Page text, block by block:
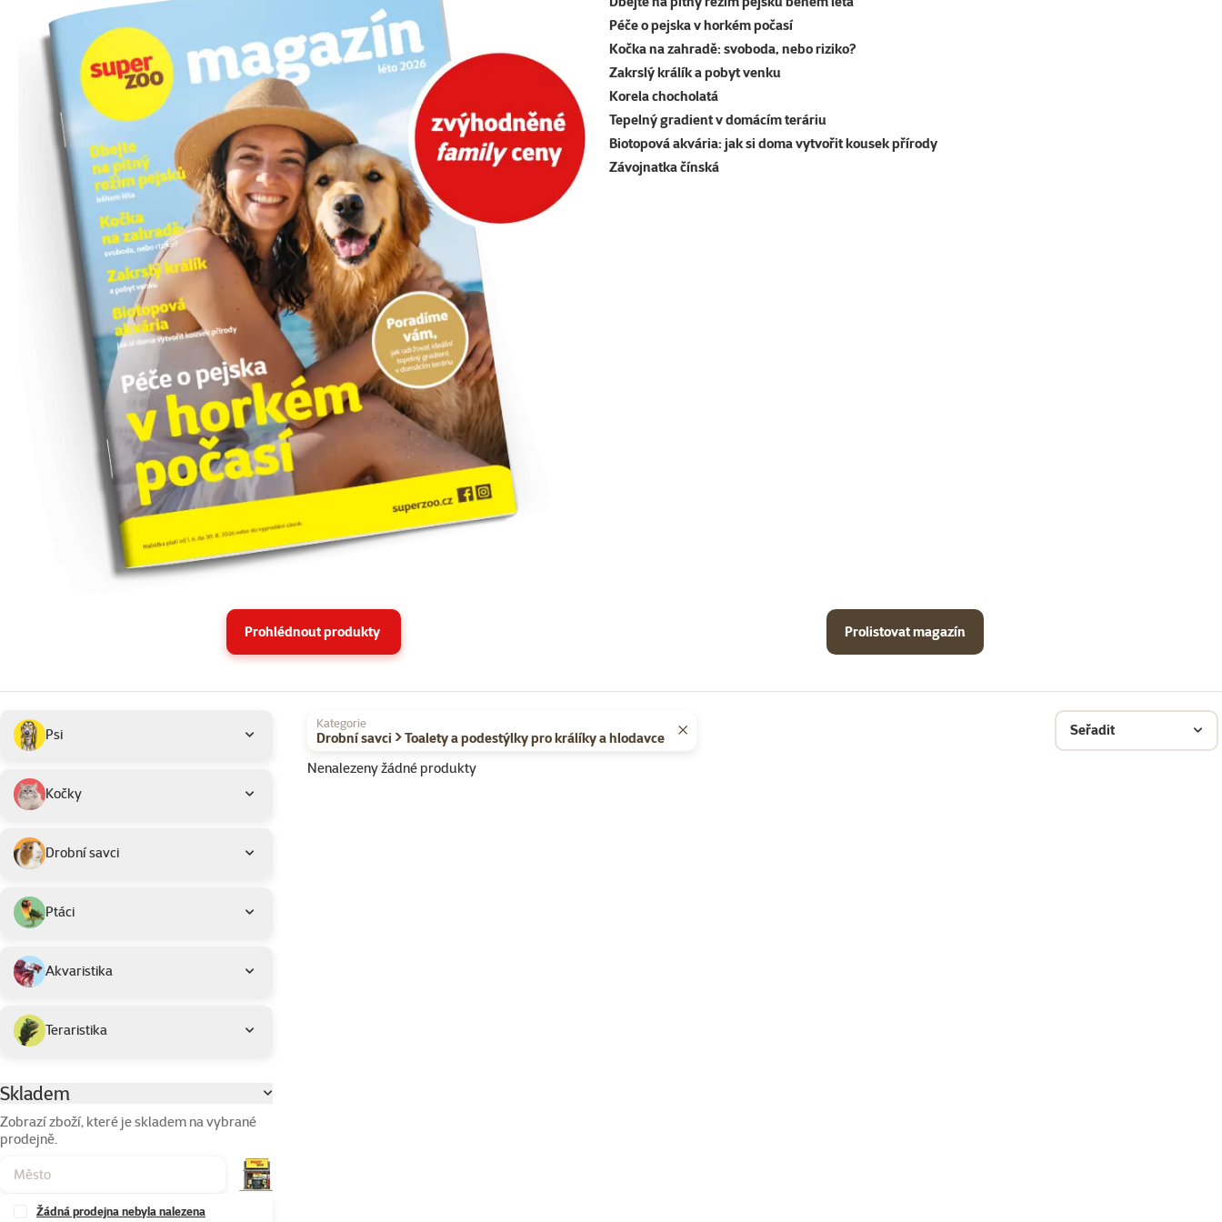
Péče o pejska v horkém počasí
Kočka na zahradě: svoboda, nebo riziko?
Zakrslý králík a pobyt venku
Korela chocholatá
Tepelný gradient v domácím teráriu
Biotopová akvária: jak si doma vytvořit kousek přírody
Závojnatka čínská
Prohlédnout produkty Prolistovat magazín
Podkategorie
Psi
Kočky
Drobní savci
Ptáci
Akvaristika
Teraristika
Parametrický filtr
Skladem
Zobrazí zboží, které je skladem na vybrané
prodejně.
Žádná prodejna nebyla nalezena
Vybrané filtry
Kategorie
Drobní savci > Toalety a podestýlky pro králíky a hlodavce Seřadit
Produkty v akci Super zoo magazín léto 2026
Nenalezeny žádné produkty